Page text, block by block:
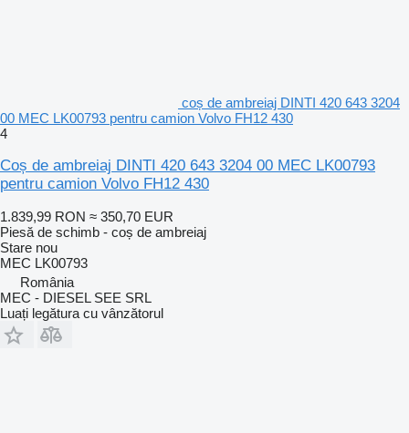
coș de ambreiaj DINTI 420 643 3204
00 MEC LK00793 pentru camion Volvo FH12 430
4
Coș de ambreiaj DINTI 420 643 3204 00 MEC LK00793
pentru camion Volvo FH12 430
1.839,99 RON ≈ 350,70 EUR
Piesă de schimb - coș de ambreiaj
Stare nou
MEC LK00793
România
MEC - DIESEL SEE SRL
Luați legătura cu vânzătorul